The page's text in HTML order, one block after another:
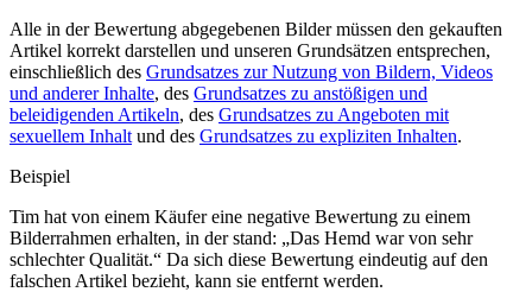
Alle in der Bewertung abgegebenen Bilder müssen den gekauften
Artikel korrekt darstellen und unseren Grundsätzen entsprechen,
einschließlich des Grundsatzes zur Nutzung von Bildern, Videos
und anderer Inhalte, des Grundsatzes zu anstößigen und
beleidigenden Artikeln, des Grundsatzes zu Angeboten mit
sexuellem Inhalt und des Grundsatzes zu expliziten Inhalten.
Beispiel
Tim hat von einem Käufer eine negative Bewertung zu einem
Bilderrahmen erhalten, in der stand: „Das Hemd war von sehr
schlechter Qualität.“ Da sich diese Bewertung eindeutig auf den
falschen Artikel bezieht, kann sie entfernt werden.